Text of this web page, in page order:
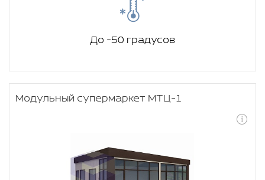
До -50 градусов
Модульный супермаркет МТЦ-1